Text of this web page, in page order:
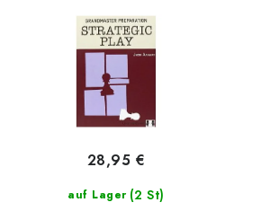
auf Lager (2 St)
28,95 €